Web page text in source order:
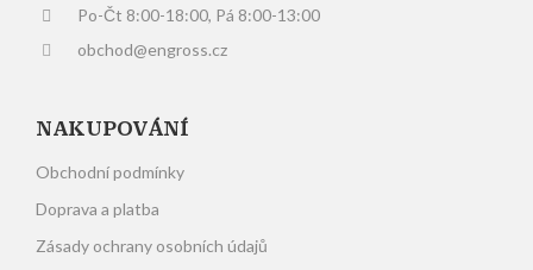
Po-Čt 8:00-18:00, Pá 8:00-13:00
obchod@engross.cz
NAKUPOVÁNÍ
Obchodní podmínky
Doprava a platba
Zásady ochrany osobních údajů